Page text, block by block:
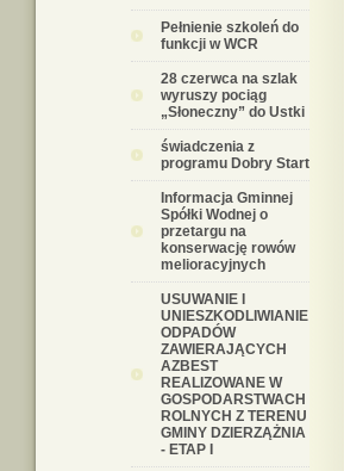
Pełnienie szkoleń do
funkcji w WCR
28 czerwca na szlak
wyruszy pociąg
„Słoneczny” do Ustki
świadczenia z
programu Dobry Start
Informacja Gminnej
Spółki Wodnej o
przetargu na
konserwację rowów
melioracyjnych
USUWANIE I
UNIESZKODLIWIANIE
ODPADÓW
ZAWIERAJĄCYCH
AZBEST
REALIZOWANE W
GOSPODARSTWACH
ROLNYCH Z TERENU
GMINY DZIERZĄŻNIA
- ETAP I